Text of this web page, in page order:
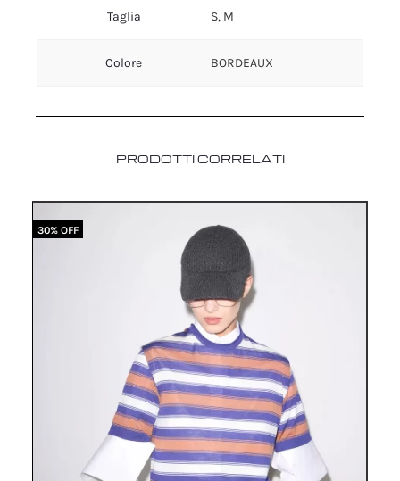
Taglia S, M
Colore BORDEAUX
PRODOTTI CORRELATI
30% OFF